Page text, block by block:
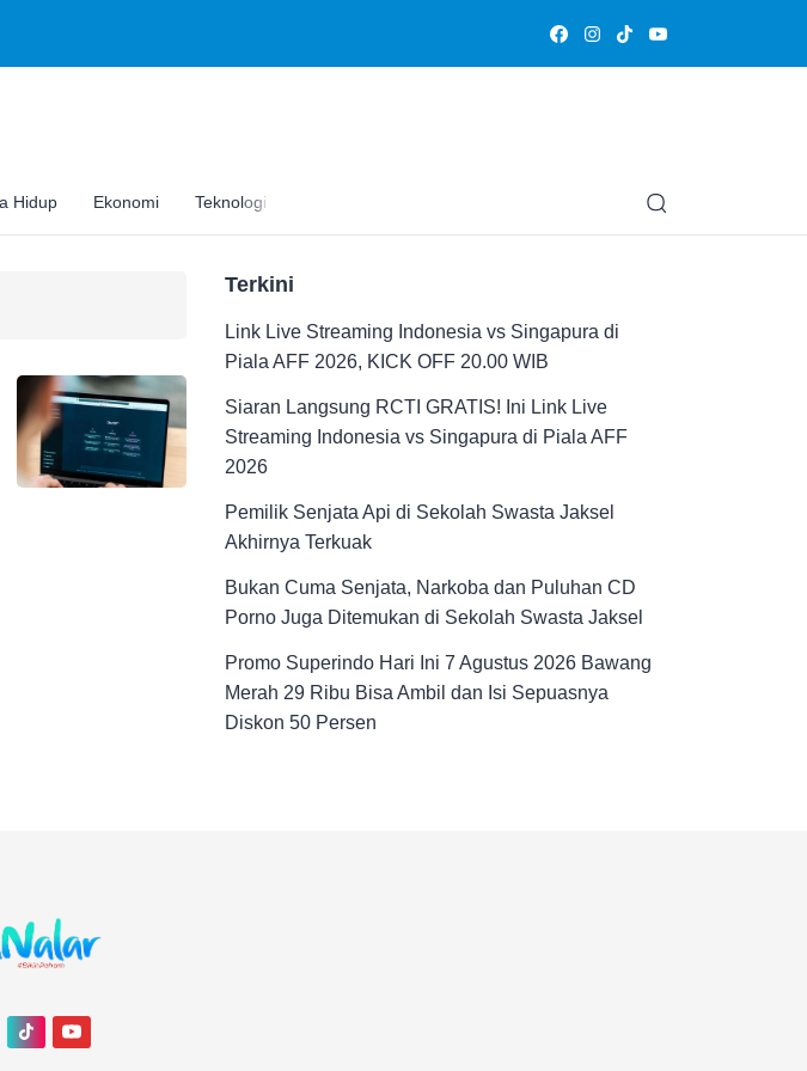
Hidup Ekonomi Teknologi Edukasi
Terkini
Link Live Streaming Indonesia vs Singapura di
Piala AFF 2026, KICK OFF 20.00 WIB
Siaran Langsung RCTI GRATIS! Ini Link Live
Streaming Indonesia vs Singapura di Piala AFF
2026
Pemilik Senjata Api di Sekolah Swasta Jaksel
Akhirnya Terkuak
Bukan Cuma Senjata, Narkoba dan Puluhan CD
Porno Juga Ditemukan di Sekolah Swasta Jaksel
Promo Superindo Hari Ini 7 Agustus 2026 Bawang
Merah 29 Ribu Bisa Ambil dan Isi Sepuasnya
Diskon 50 Persen